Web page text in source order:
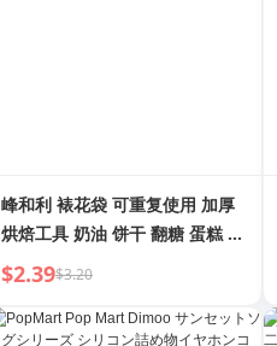
峰和利 裱花袋 可重复使用 加厚
烘焙工具 奶油 饼干 翻糖 蛋糕 裱
花袋
$2.39$3.20